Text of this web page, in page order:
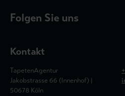
Folgen Sie uns
Kontakt
TapetenAgentur
Jakobstrasse 66 (Innenhof) |
50678 Köln